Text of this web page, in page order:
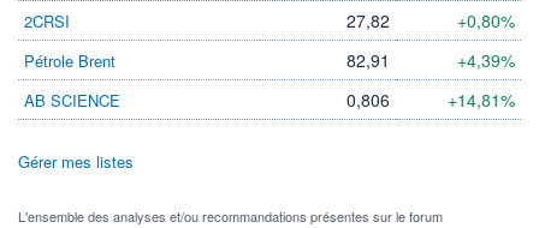
2CRSI 27,82 +0,80%
Pétrole Brent 82,91 +4,39%
AB SCIENCE 0,806 +14,81%
Gérer mes listes
L'ensemble des analyses et/ou recommandations présentes sur le forum